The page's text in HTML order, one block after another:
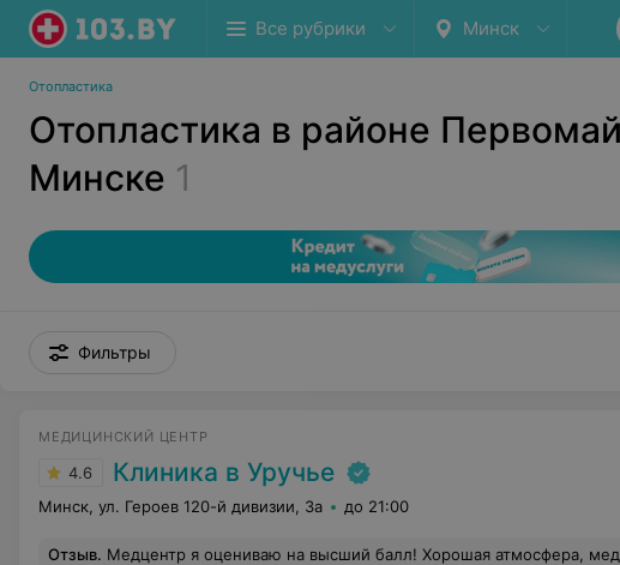
Все рубрики Минск
Отопластика
Отопластика в районе
Минске 1
Фильтры
МЕДИЦИНСКИЙ ЦЕНТР
4.6 Клиника в Уручье
Минск, ул. Героев 120-й дивизии, 3а до 21:00
Отзыв. Медцентр я оцениваю на высший балл! Хорошая атмосфера, медперсонал добрый, вежливый и отзывчивый. Отдельно хочу поблагодарить Ткаченко Татьяну Александровну за ее профессионализм, ответственный подход к